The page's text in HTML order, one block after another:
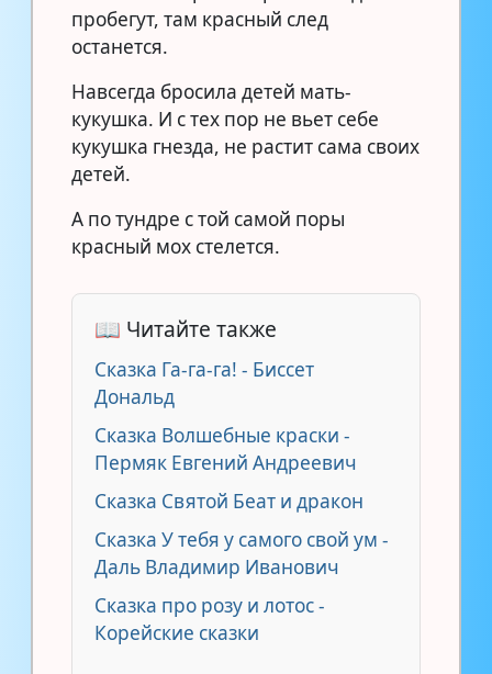
пробегут, там красный след
останется.
Навсегда бросила детей мать-
кукушка. И с тех пор не вьет себе
кукушка гнезда, не растит сама своих
детей.
А по тундре с той самой поры
красный мох стелется.
📖 Читайте также
Сказка Га-га-га! - Биссет
Дональд
Сказка Волшебные краски -
Пермяк Евгений Андреевич
Сказка Святой Беат и дракон
Сказка У тебя у самого свой ум -
Даль Владимир Иванович
Сказка про розу и лотос -
Корейские сказки